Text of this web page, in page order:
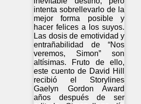
intenta sobrellevarlo de la
mejor forma posible y
hacer felices a los suyos.
Las dosis de emotividad y
entrañabilidad de “Nos
veremos, Simon” son
altísimas. Fruto de ello,
este cuento de David Hill
recibió el Storylines
Gaelyn Gordon Award
años después de ser